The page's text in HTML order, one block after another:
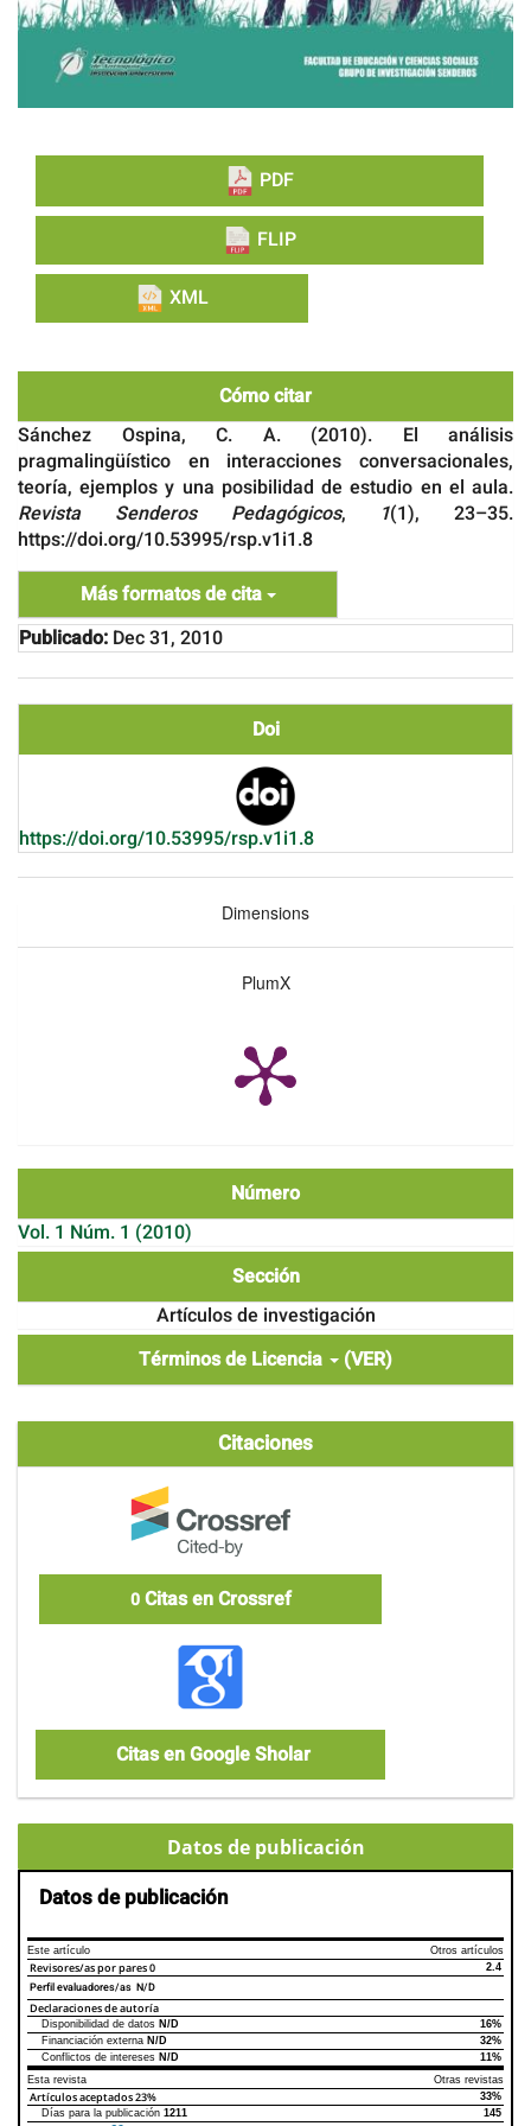
PDF
FLIP
XML
Cómo citar
Sánchez Ospina, C. A. (2010). El análisis
pragmalingüístico en interacciones conversacionales,
teoría, ejemplos y una posibilidad de estudio en el aula.
Revista Senderos Pedagógicos, 1(1), 23–35.
https://doi.org/10.53995/rsp.v1i1.8
Más formatos de cita
Publicado: Dec 31, 2010
Doi
https://doi.org/10.53995/rsp.v1i1.8
Dimensions
PlumX
Número
Vol. 1 Núm. 1 (2010)
Sección
Artículos de investigación
Términos de Licencia
(VER)
Citaciones
0Citas en Crossref
Citas en Google Sholar
Datos de publicación
Datos de publicación
Este artículo Otros artículos
Revisores/as por pares0 2.4
Perfil evaluadores/as N/D
Declaraciones de autoría
Declaraciones de autoríaEste artículo
Disponibilidad de datos N/D
16%
Financiación externa N/D
32%
Conflictos de intereses N/D
11%
Esta revista
Otras revistas
Artículos aceptados23%
33%
Días para la publicación 1211 145